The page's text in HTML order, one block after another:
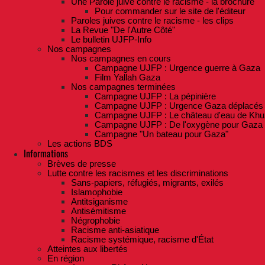
Pour commander sur le site de l'éditeur
Paroles juives contre le racisme - les clips
La Revue "De l'Autre Côté"
Le bulletin UJFP-Info
Nos campagnes
Nos campagnes en cours
Campagne UJFP : Urgence guerre à Gaza
Film Yallah Gaza
Nos campagnes terminées
Campagne UJFP : La pépinière
Campagne UJFP : Urgence Gaza déplacés
Campagne UJFP : Le château d'eau de
Campagne UJFP : De l'oxygène pour Gaza
Campagne "Un bateau pour Gaza"
Les actions BDS
Informations
Brèves de presse
Lutte contre les racismes et les discriminations
Sans-papiers, réfugiés, migrants, exilés
Islamophobie
Antitsiganisme
Antisémitisme
Négrophobie
Racisme anti-asiatique
Racisme systémique, racisme d'État
Atteintes aux libertés
En région